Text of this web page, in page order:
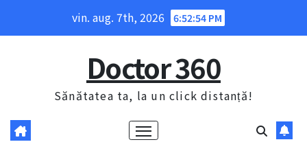
vin. aug. 7th, 2026 6:52:55 PM
Doctor 360
Sănătatea ta, la un click distanță!